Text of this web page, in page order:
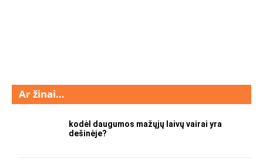
Ar žinai…
kodėl daugumos mažųjų laivų vairai yra
dešinėje?